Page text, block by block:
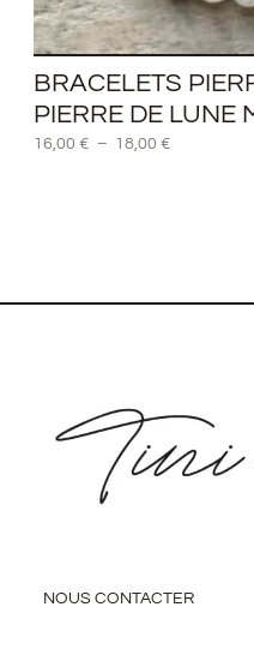
BRACELETS
PIERRE DE LUNE
16,00 € – 18,00 €
NOUS CONTACTER